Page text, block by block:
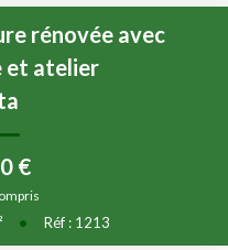
BIEN
rénovée avec
et atelier
€
• Réf : 1213